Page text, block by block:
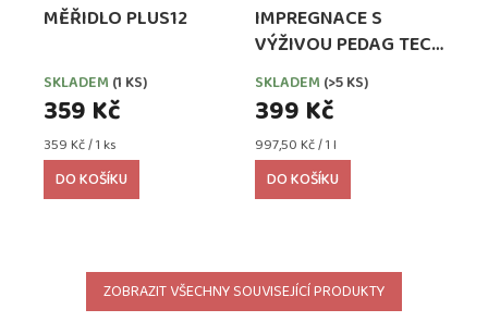
MĚŘIDLO PLUS12
SKLADEM (1 KS)
359 Kč
Měrná
cena:
359 Kč / 1 ks
DO KOŠÍKU
IMPREGNACE S
VÝŽIVOU PEDAG TECH
WATERPROOFER,
EXTRA SILNÁ
SKLADEM (>5 KS)
399 Kč
Měrná
cena:
997,50 Kč / 1 l
DO KOŠÍKU
ZOBRAZIT VŠECHNY SOUVISEJÍCÍ PRODUKTY